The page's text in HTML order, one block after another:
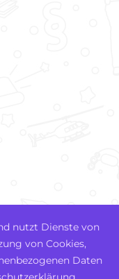
nutzt Dienste von
von Cookies,
Daten